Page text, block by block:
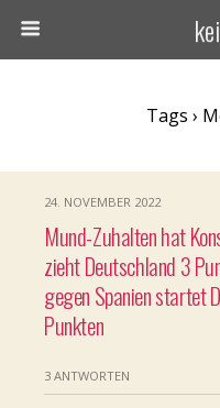
Tags ›
24. NOVEMBER 2022
Mund-Zuhalten hat
zieht Deutschland 3
gegen Spanien startet
Punkten
3 ANTWORTEN